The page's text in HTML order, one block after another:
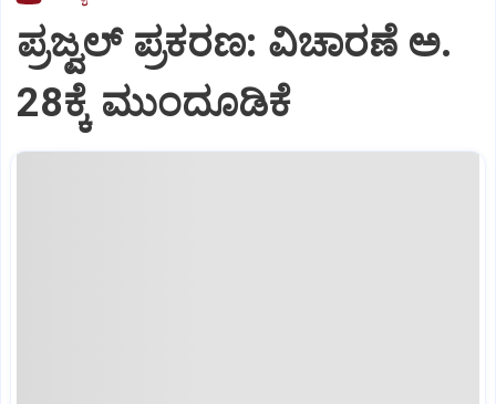
ಪ್ರಜ್ವಲ್‌ ಪ್ರಕರಣ: ವಿಚಾರಣೆ ಅ.
28ಕ್ಕೆ ಮುಂದೂಡಿಕೆ